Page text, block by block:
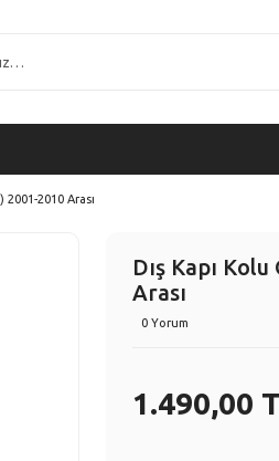
2010 Arası
Dış Kapı
Arası
0 Yorum
1.490,00